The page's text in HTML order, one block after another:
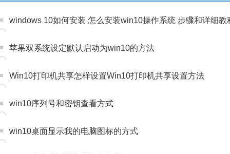
windows 10如何安装 怎么安装win10操作系统 步骤和详细教
苹果双系统设定默认启动为win10的方法
Win10打印机共享怎样设置Win10打印机共享设置方法
win10序列号和密钥查看方式
win10桌面显示我的电脑图标的方式